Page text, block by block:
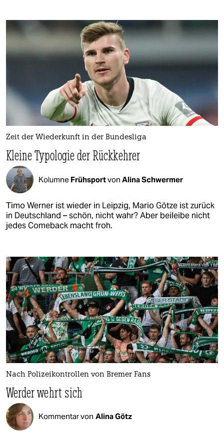
Zeit der Wiederkunft in der Bundesliga
Kleine Typologie der Rückkehrer
Kolumne Frühsportvon Alina Schwermer
Timo Werner ist wieder in Leipzig, Mario Götze ist zurück
in Deutschland – schön, nicht wahr? Aber beileibe nicht
jedes Comeback macht froh.
Nach Polizeikontrollen von Bremer Fans
Werder wehrt sich
Kommentar von Alina Götz